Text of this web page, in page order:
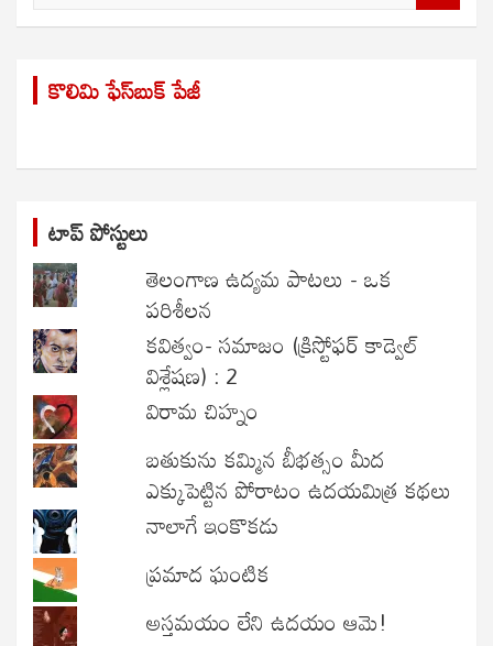
a
r
c కొలిమి ఫేస్‌బుక్ పేజీ
టాప్ పోస్టులు
తెలంగాణ ఉద్యమ పాటలు - ఒక
పరిశీలన
కవిత్వం- సమాజం (క్రిస్టోఫర్ కాడ్వెల్
విశ్లేషణ) : 2
విరామ చిహ్నం
బతుకును కమ్మిన బీభత్సం మీద
ఎక్కుపెట్టిన పోరాటం ఉదయమిత్ర కథలు
నాలాగే ఇంకొకడు
ప్రమాద ఘంటిక
అస్తమయం లేని ఉదయం ఆమె!